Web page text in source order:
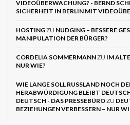
VIDEOÜBERWACHUNG? - BERND
SICHERHEIT IN BERLIN MIT
HOSTINGZU NUDGING – BESSERE
MANIPULATION DER BÜRGER?
CORDELIA SOMMERMANNZU IM
NUR WIE?
WIE LANGE SOLL RUSSLAND NOCH
HERABWÜRDIGUNG BLEIBT
DEUTSCH - DAS PRESSEBÜROZU
BEZIEHUNGEN VERBESSERN – NUR